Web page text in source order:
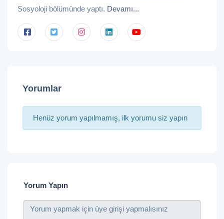
Sosyoloji bölümünde yaptı. Devamı...
Yorumlar
Henüz yorum yapılmamış, ilk yorumu siz yapın
Yorum Yapın